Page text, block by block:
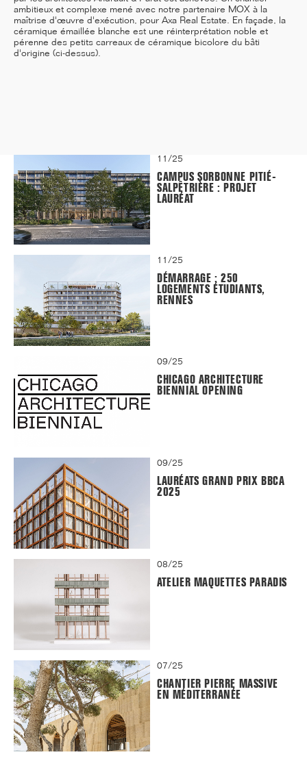
11/25
CAMPUS SORBONNE PITIÉ-
SALPÊTRIÈRE : PROJET
LAURÉAT
11/25
DÉMARRAGE : 250
LOGEMENTS ÉTUDIANTS,
RENNES
09/25
CHICAGO ARCHITECTURE
BIENNIAL OPENING
09/25
LAURÉATS GRAND PRIX BBCA
2025
08/25
ATELIER MAQUETTES PARADIS
07/25
CHANTIER PIERRE MASSIVE
EN MÉDITERRANÉE
ambitieux et complexe mené avec notre partenaire MOX à la
maîtrise d'œuvre d'exécution, pour Axa Real Estate. En façade, la
céramique émaillée blanche est une réinterprétation noble et
pérenne des petits carreaux de céramique bicolore du bâti
d'origine (ci-dessus).